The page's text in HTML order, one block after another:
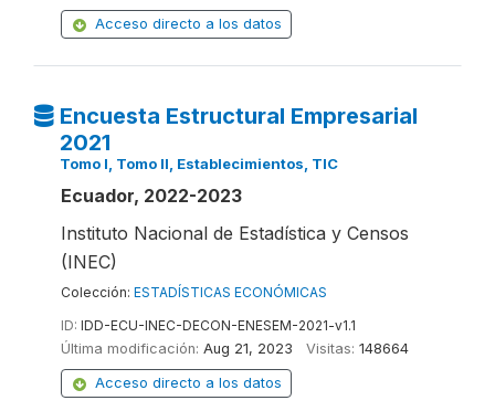
Acceso directo a los datos
Encuesta Estructural Empresarial
2021
Tomo I, Tomo II, Establecimientos, TIC
Ecuador, 2022-2023
Instituto Nacional de Estadística y Censos
(INEC)
Colección: ESTADÍSTICAS ECONÓMICAS
ID: IDD-ECU-INEC-DECON-ENESEM-2021-v1.1
Última modificación: Aug 21, 2023 Visitas: 148664
Acceso directo a los datos